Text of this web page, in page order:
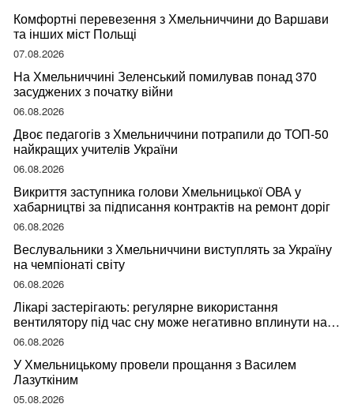
Комфортні перевезення з Хмельниччини до Варшави
та інших міст Польщі
07.08.2026
На Хмельниччині Зеленський помилував понад 370
засуджених з початку війни
06.08.2026
Двоє педагогів з Хмельниччини потрапили до ТОП-50
найкращих учителів України
06.08.2026
Викриття заступника голови Хмельницької ОВА у
хабарництві за підписання контрактів на ремонт доріг
06.08.2026
Веслувальники з Хмельниччини виступлять за Україну
на чемпіонаті світу
06.08.2026
Лікарі застерігають: регулярне використання
вентилятору під час сну може негативно вплинути на
ваше здоров’я
06.08.2026
У Хмельницькому провели прощання з Василем
Лазуткіним
05.08.2026